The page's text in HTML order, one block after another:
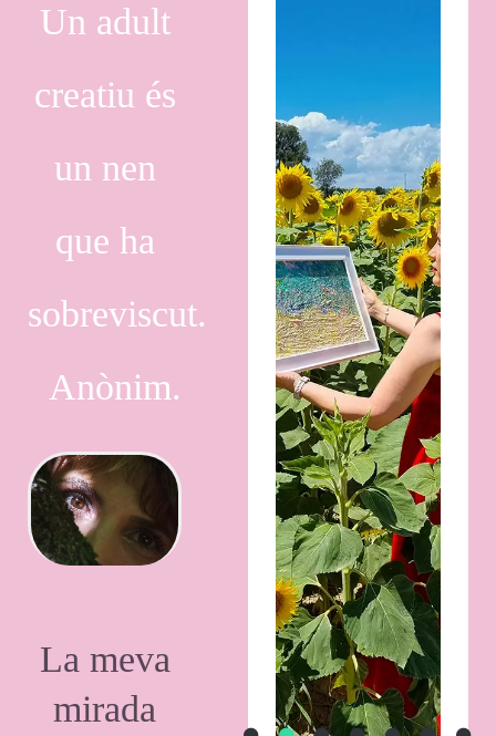
Un adult
creatiu és
un nen
que ha
sobreviscut.
Anònim.
La meva
mirada